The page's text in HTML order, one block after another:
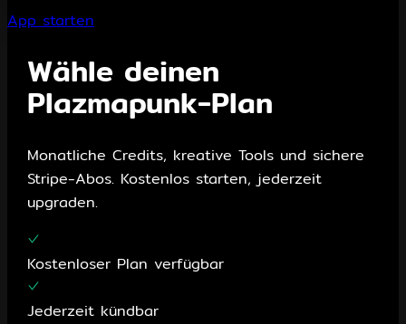
App starten
Wähle deinen
Plazmapunk-Plan
Monatliche Credits, kreative Tools und sichere
Stripe-Abos. Kostenlos starten, jederzeit
upgraden.
Kostenloser Plan verfügbar
Jederzeit kündbar